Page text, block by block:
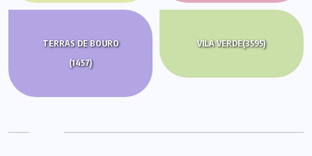
TERRAS DE BOURO
(1457)
VILA VERDE(3595)